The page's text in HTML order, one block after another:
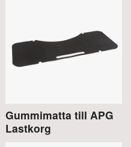
Gummimatta till APG
Lastkorg